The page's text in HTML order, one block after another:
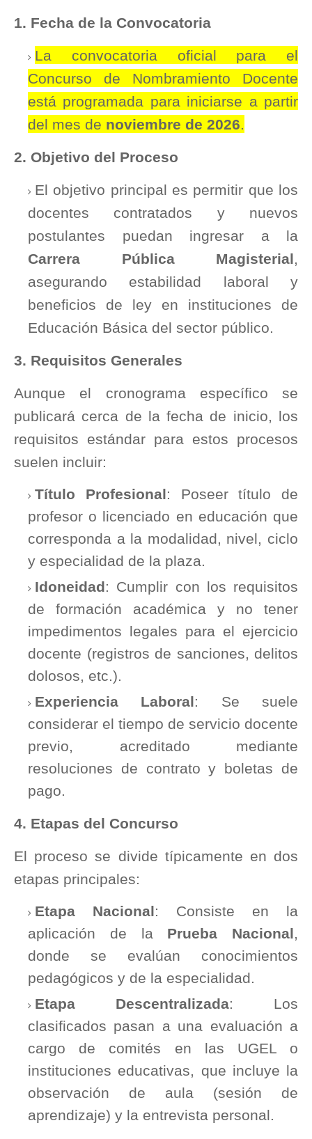
1. Fecha de la Convocatoria
La convocatoria oficial para el
Concurso de Nombramiento Docente
está programada para iniciarse a partir
del mes de noviembre de 2026.
2. Objetivo del Proceso
El objetivo principal es permitir que los
docentes contratados y nuevos
postulantes puedan ingresar a la
Carrera Pública Magisterial ,
asegurando estabilidad laboral y
beneficios de ley en instituciones de
Educación Básica del sector público.
3. Requisitos Generales
Aunque el cronograma específico se
publicará cerca de la fecha de inicio, los
requisitos estándar para estos procesos
suelen incluir:
Título Profesional : Poseer título de
profesor o licenciado en educación que
corresponda a la modalidad, nivel, ciclo
y especialidad de la plaza.
Idoneidad : Cumplir con los requisitos
de formación académica y no tener
impedimentos legales para el ejercicio
docente (registros de sanciones, delitos
dolosos, etc.).
Experiencia Laboral : Se suele
considerar el tiempo de servicio docente
previo, acreditado mediante
resoluciones de contrato y boletas de
pago.
4. Etapas del Concurso
El proceso se divide típicamente en dos
etapas principales:
Etapa Nacional : Consiste en la
aplicación de la Prueba Nacional ,
donde se evalúan conocimientos
pedagógicos y de la especialidad.
Etapa Descentralizada: Los
clasificados pasan a una evaluación a
cargo de comités en las UGEL o
instituciones educativas, que incluye la
observación de aula (sesión de
aprendizaje) y la entrevista personal.